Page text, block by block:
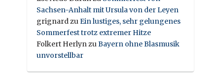
Sachsen-Anhalt mit Ursula von der Leyen
grignardzuEin lustiges, sehr gelungenes
Sommerfest trotz extremer Hitze
Folkert HerlynzuBayern ohne Blasmusik
unvorstellbar